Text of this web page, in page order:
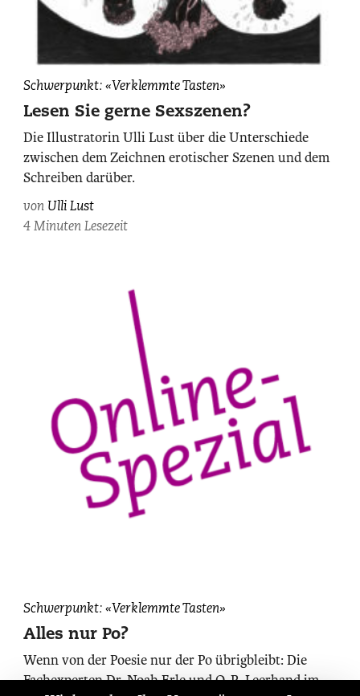
Illustration:
Lust
Schwerpunkt: «Verklemmte Tasten»
Lesen Sie gerne Sexszenen?
Die Illustratorin Ulli Lust über die Unterschiede
zwischen dem Zeichnen erotischer Szenen und dem
Schreiben darüber.
von Ulli Lust
4 Minuten Lesezeit
Schwerpunkt: «Verklemmte Tasten»
Alles nur Po?
Wenn von der Poesie nur der Po übrigbleibt: Die
Fachexperten Dr. Noah Erle und O. R. Leerhand im